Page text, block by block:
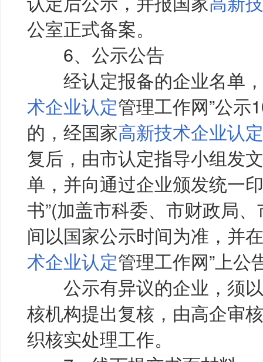
公室正式备案。
6、公示公告
经认定报备的企业名单，
术企业认定管理工作网”公示
的，经国家高新技术企业认定
复后，由市认定指导小组发
单，并向通过企业颁发统一
书”(加盖市科委、市财政局
间以国家公示时间为准，并
术企业认定管理工作网”上公
公示有异议的企业，须以
核机构提出复核，由高企审
织核实处理工作。